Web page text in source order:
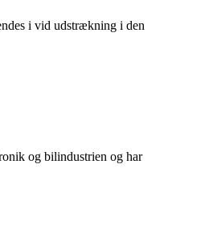
i vid udstrækning i den
og bilindustrien og har